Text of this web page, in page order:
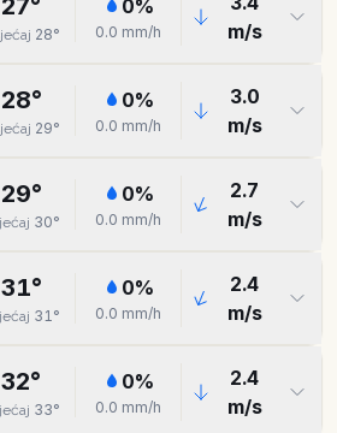
27°
28°
0%
0.0 mm/h
m/s
28°
29°
0%
0.0 mm/h
3.0
m/s
29°
30°
0%
0.0 mm/h
2.7
m/s
31°
31°
0%
0.0 mm/h
2.4
m/s
32°
33°
0%
0.0 mm/h
2.4
m/s